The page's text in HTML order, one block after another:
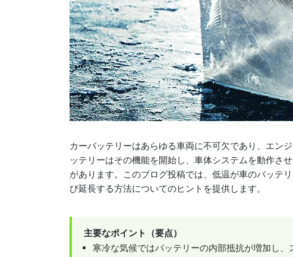
カーバッテリーはあらゆる車両に不可欠であり、エン
ッテリーはその機能を開始し、車体システムを動作さ
があります。このブログ投稿では、低温が車のバッテ
び延長する方法についてのヒントを提供します。
主要なポイント（要点）
寒冷な気候ではバッテリーの内部抵抗が増加し